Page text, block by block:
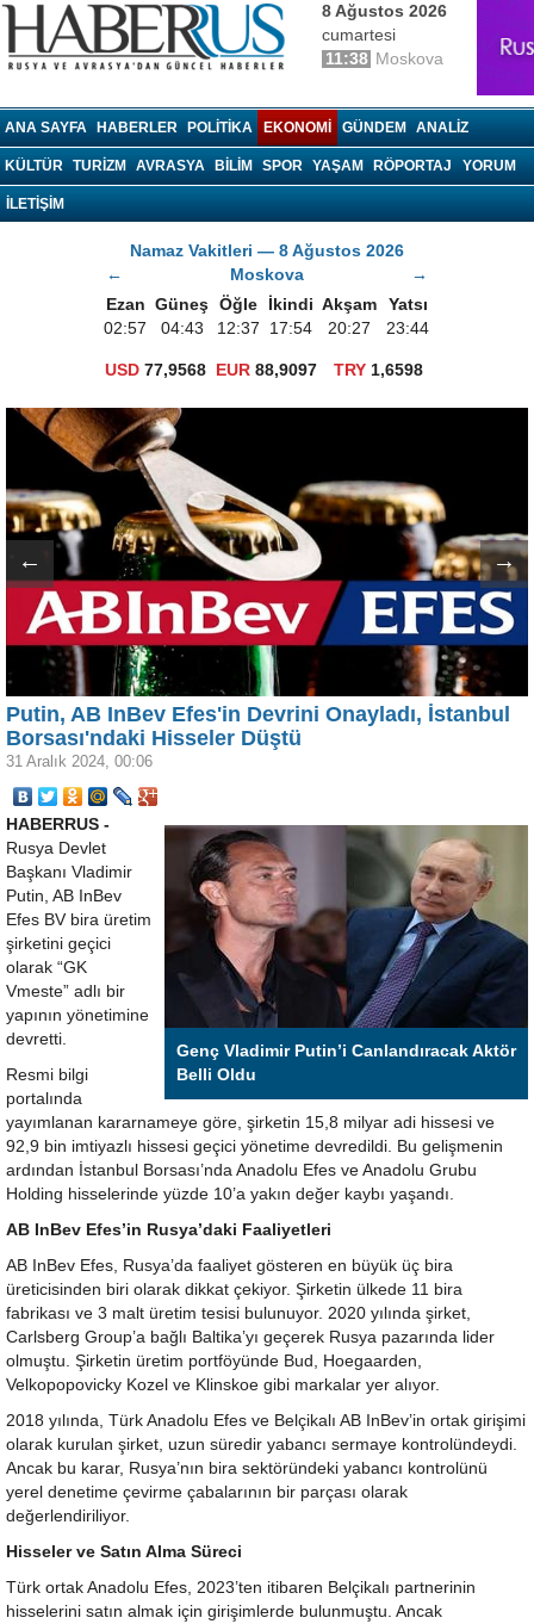
8 Ağustos 2026
cumartesi
11:38 Moskova
ANA SAYFA HABERLER POLITIKA EKONOMI GÜNDEM ANALIZ
KÜLTÜR TURIZM AVRASYA BILIM SPOR YAŞAM RÖPORTAJ YORUM
İLETİŞİM
Namaz Vakitleri — 8 Ağustos 2026
←
Moskova
→
Ezan Güneş Öğle İkindi Akşam
Yatsı
02:57
04:43 12:37 17:54 20:27 23:44
USD 77,9568 EUR 88,9097 TRY1,6598
← →
Putin, AB InBev Efes'in Devrini Onayladı, İstanbul
Borsası'ndaki Hisseler Düştü
31 Aralık 2024, 00:06
Genç Vladimir Putin’i Canlandıracak Aktör
Belli Oldu
HABERRUS -
Rusya Devlet
Başkanı Vladimir
Putin, AB InBev
Efes BV bira üretim
şirketini geçici
olarak “GK
Vmeste” adlı bir
yapının yönetimine
devretti.
Resmi bilgi
portalında
yayımlanan kararnameye göre, şirketin 15,8 milyar adi hissesi ve
92,9 bin imtiyazlı hissesi geçici yönetime devredildi. Bu gelişmenin
ardından İstanbul Borsası’nda Anadolu Efes ve Anadolu Grubu
Holding hisselerinde yüzde 10’a yakın değer kaybı yaşandı.
AB InBev Efes’in Rusya’daki Faaliyetleri
AB InBev Efes, Rusya’da faaliyet gösteren en büyük üç bira
üreticisinden biri olarak dikkat çekiyor. Şirketin ülkede 11 bira
fabrikası ve 3 malt üretim tesisi bulunuyor. 2020 yılında şirket,
Carlsberg Group’a bağlı Baltika’yı geçerek Rusya pazarında lider
olmuştu. Şirketin üretim portföyünde Bud, Hoegaarden,
Velkopopovicky Kozel ve Klinskoe gibi markalar yer alıyor.
2018 yılında, Türk Anadolu Efes ve Belçikalı AB InBev’in ortak girişimi
olarak kurulan şirket, uzun süredir yabancı sermaye kontrolündeydi.
Ancak bu karar, Rusya’nın bira sektöründeki yabancı kontrolünü
yerel denetime çevirme çabalarının bir parçası olarak
değerlendiriliyor.
Hisseler ve Satın Alma Süreci
Türk ortak Anadolu Efes, 2023’ten itibaren Belçikalı partnerinin
hisselerini satın almak için girişimlerde bulunmuştu. Ancak